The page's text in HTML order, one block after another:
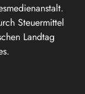
Steuermittel
Landtag